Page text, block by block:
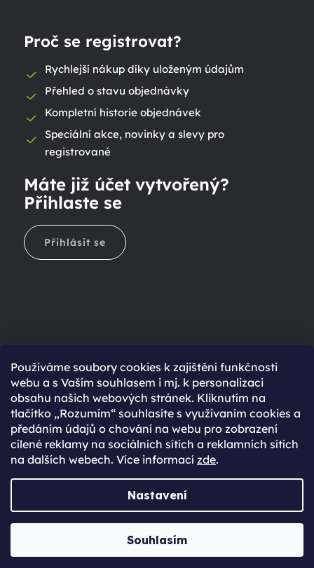
Používáme soubory cookies k zajištění funkčnosti
webu a s Vaším souhlasem i mj. k personalizaci
obsahu našich webových stránek. Kliknutím na
tlačítko „Rozumím“ souhlasíte s využívaním cookies a
předáním údajů o chování na webu pro zobrazení
cílené reklamy na sociálních sítích a reklamních sítích
na dalších webech. Více informací zde.
Nastavení
Souhlasím
Proč se registrovat?
Rychlejší nákup díky uloženým údajům
Přehled o stavu objednávky
Kompletní historie objednávek
Speciální akce, novinky a slevy pro
registrované
Máte již účet vytvořený?
Přihlaste se
Přihlásit se
Ještě nemáte účet?
Rychlejší nákup díky uloženým údajům
Přehled o stavu objednávky
Kompletní historie objednávek
Speciální akce, novinky a slevy pro registrované
Vytvořil Shoptet Premium
JabkoLevně.cz. Všechna práva vyhrazena.